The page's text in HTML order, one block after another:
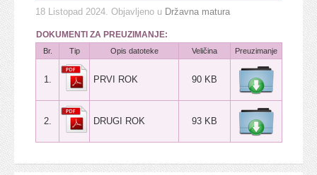
18 Listopad 2024. Objavljeno u Državna matura
DOKUMENTI ZA PREUZIMANJE:
Br. Tip Opis datoteke Veličina Preuzimanje
1. PRVI ROK 90 KB
2. DRUGI ROK 93 KB